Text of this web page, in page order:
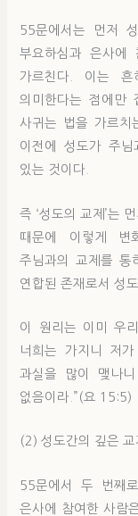
55문에서는 먼저
부요하심과 은사에
가르친다. 이는
의미한다는 점에만
사귀는 법을 가르치
이전에 성도가 주
있는 것이다.
즉 ‘성도의 교제’는
때문에 이렇게 변
주님과의 교제를 통
연합된 존재로서 성
이 원리는 이미 우
너희는 가지니 저
과실을 많이 맺나
없음이라.”(요 15:5)
(2) 성도간의 깊은 교
55문에서 두 번째
은사에 참여한 사람